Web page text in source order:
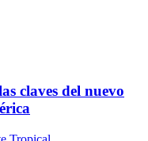
claves del nuevo